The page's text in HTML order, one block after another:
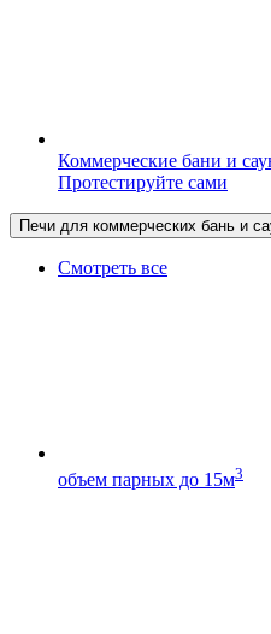
Коммерческие бани и
Протестируйте сами
Печи для коммерческих бань и
Смотреть все
объем парных до 15м3